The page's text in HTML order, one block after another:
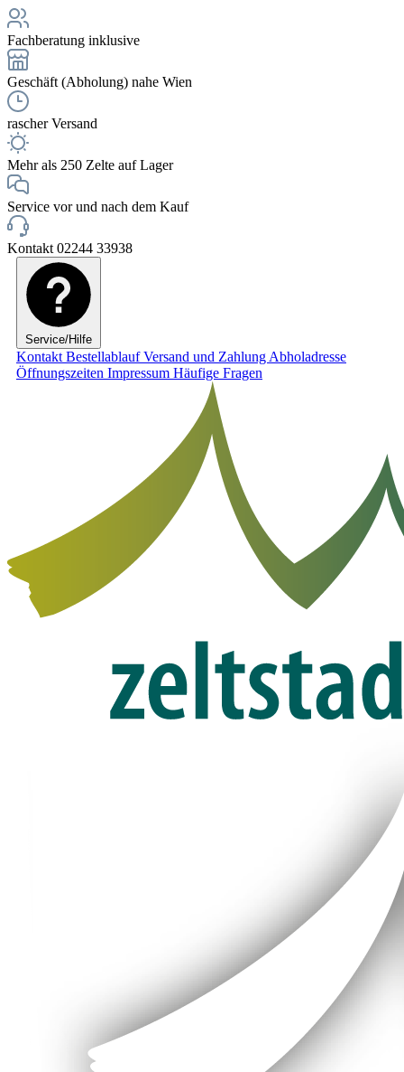
Fachberatung inklusive
Geschäft (Abholung) nahe Wien
rascher Versand
Mehr als 250 Zelte auf Lager
Service vor und nach dem Kauf
Kontakt 02244 33938
Service/Hilfe
Kontakt BestellablaufVersand und Zahlung Abholadresse
Öffnungszeiten Impressum Häufige Fragen